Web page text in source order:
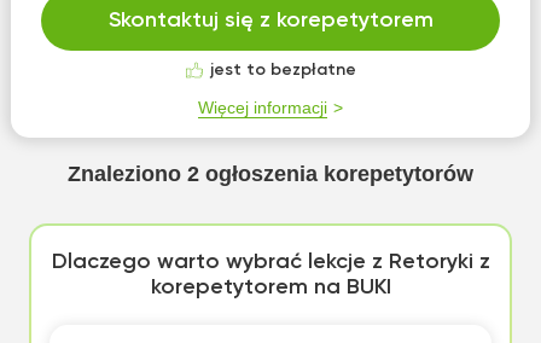
Skontaktuj się z korepetytorem
jest to bezpłatne
Więcej informacji
Znaleziono 2 ogłoszenia korepetytorów
Dlaczego warto wybrać lekcje z Retoryki z
korepetytorem na BUKI